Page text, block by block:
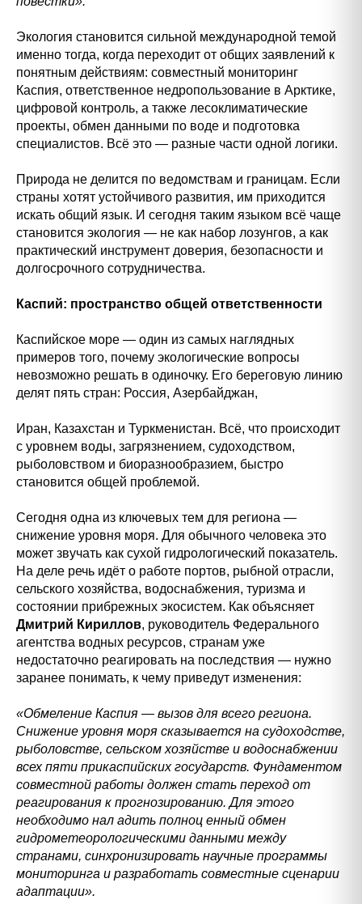
Экология становится сильной международной темой
именно тогда, когда переходит от общих заявлений к
понятным действиям: совместный мониторинг
Каспия, ответственное недропользование в Арктике,
цифровой контроль, а также лесоклиматические
проекты, обмен данными по воде и подготовка
специалистов. Всё это — разные части одной логики.
Природа не делится по ведомствам и границам. Если
страны хотят устойчивого развития, им приходится
искать общий язык. И сегодня таким языком всё чаще
становится экология — не как набор лозунгов, а как
практический инструмент доверия, безопасности и
долгосрочного сотрудничества.
Каспий: пространство общей ответственности
Каспийское море — один из самых наглядных
примеров того, почему экологические вопросы
невозможно решать в одиночку. Его береговую линию
делят пять стран: Россия, Азербайджан,
Иран, Казахстан и Туркменистан. Всё, что происходит
с уровнем воды, загрязнением, судоходством,
рыболовством и биоразнообразием, быстро
становится общей проблемой.
Сегодня одна из ключевых тем для региона —
снижение уровня моря. Для обычного человека это
может звучать как сухой гидрологический показатель.
На деле речь идёт о работе портов, рыбной отрасли,
сельского хозяйства, водоснабжения, туризма и
состоянии прибрежных экосистем. Как объясняет
Дмитрий Кириллов, руководитель Федерального
агентства водных ресурсов, странам уже
недостаточно реагировать на последствия — нужно
заранее понимать, к чему приведут изменения:
«Обмеление Каспия — вызов для всего региона.
Снижение уровня моря сказывается на судоходстве,
рыболовстве, сельском хозяйстве и водоснабжении
всех пяти прикаспийских государств. Фундаментом
совместной работы должен стать переход от
реагирования к прогнозированию. Для этого
необходимо нал адить полноц енный обмен
гидрометеорологическими данными между
странами, синхронизировать научные программы
мониторинга и разработать совместные сценарии
адаптации».